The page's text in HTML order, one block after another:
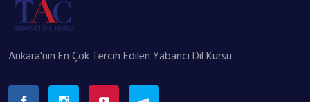
Ankara'nın En Çok Tercih Edilen Yabancı Dil Kursu